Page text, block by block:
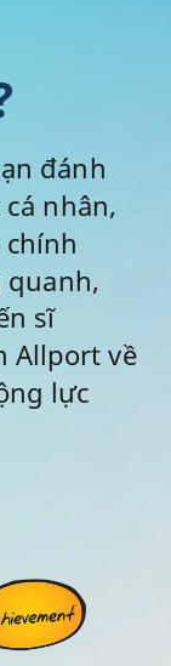
đánh
nhân,
sĩ
Allport về
lực